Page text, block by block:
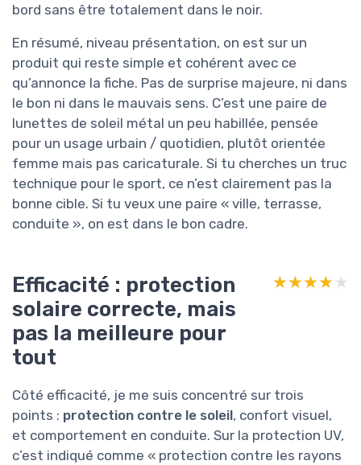
bord sans être totalement dans le noir.
En résumé, niveau présentation, on est sur un
produit qui reste simple et cohérent avec ce
qu’annonce la fiche. Pas de surprise majeure, ni dans
le bon ni dans le mauvais sens. C’est une paire de
lunettes de soleil métal un peu habillée, pensée
pour un usage urbain / quotidien, plutôt orientée
femme mais pas caricaturale. Si tu cherches un truc
technique pour le sport, ce n’est clairement pas la
bonne cible. Si tu veux une paire « ville, terrasse,
conduite », on est dans le bon cadre.
Efficacité : protection
solaire correcte, mais
pas la meilleure pour
tout
★★★★★
★★★★★
Côté efficacité, je me suis concentré sur trois
points : protection contre le soleil, confort visuel,
et comportement en conduite. Sur la protection UV,
c’est indiqué comme « protection contre les rayons